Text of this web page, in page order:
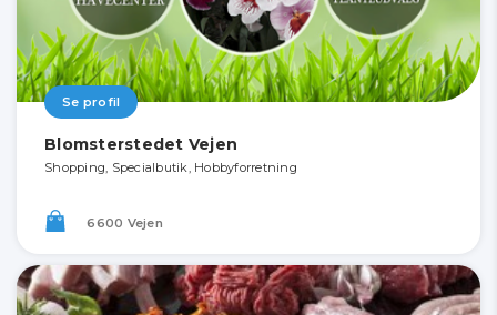
Se profil
Blomsterstedet Vejen
Shopping, Specialbutik, Hobbyforretning
6600 Vejen